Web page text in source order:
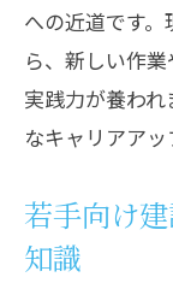
への近道です
ら、新しい作
実践力が養わ
なキャリアアッ
若手向け
知識